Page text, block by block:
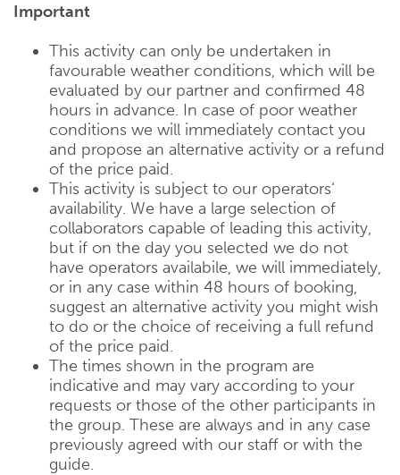
Important
This activity can only be undertaken in
favourable weather conditions, which will be
evaluated by our partner and confirmed 48
hours in advance. In case of poor weather
conditions we will immediately contact you
and propose an alternative activity or a refund
of the price paid.
This activity is subject to our operators‘
availability. We have a large selection of
collaborators capable of leading this activity,
but if on the day you selected we do not
have operators availabile, we will immediately,
or in any case within 48 hours of booking,
suggest an alternative activity you might wish
to do or the choice of receiving a full refund
of the price paid.
The times shown in the program are
indicative and may vary according to your
requests or those of the other participants in
the group. These are always and in any case
previously agreed with our staff or with the
guide.